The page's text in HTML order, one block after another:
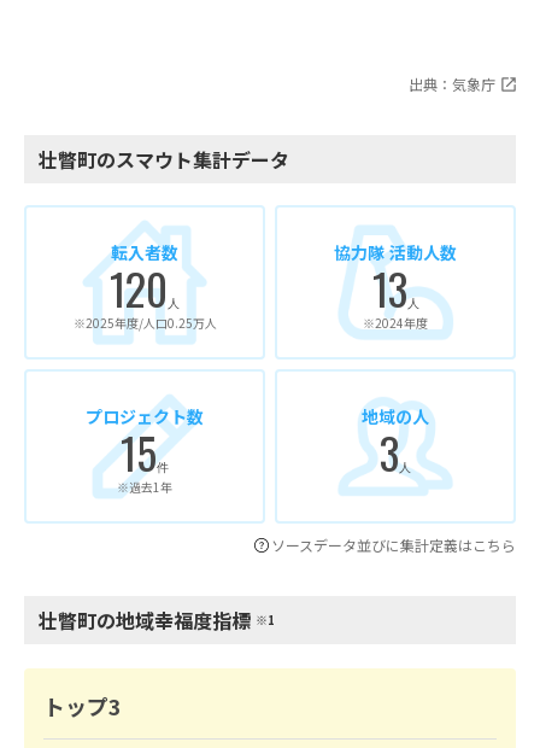
出典：気象庁
壮瞥町のスマウト集計データ
転入者数
120 人
※2025年度/人口0.25万人
協力隊 活動人数
13人
※2024年度
プロジェクト数
15件
※過去1年
地域の人
3人
ソースデータ並びに集計定義はこちら
壮瞥町の地域幸福度指標 ※1
トップ3